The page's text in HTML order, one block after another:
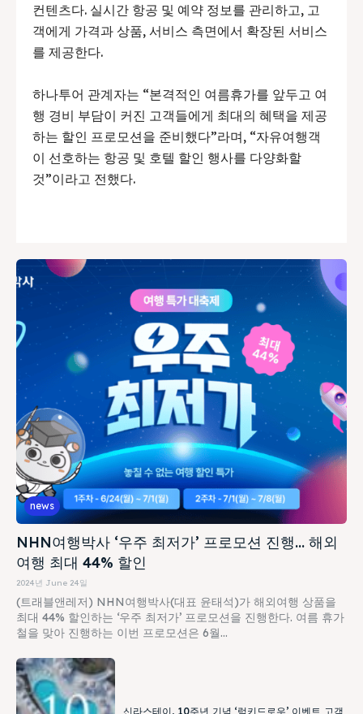
컨텐츠다. 실시간 항공 및 예약 정보를 관리하고, 고
객에게 가격과 상품, 서비스 측면에서 확장된 서비스
를 제공한다.
하나투어 관계자는 “본격적인 여름휴가를 앞두고 여
행 경비 부담이 커진 고객들에게 최대의 혜택을 제공
하는 할인 프로모션을 준비했다”라며, “자유여행객
이 선호하는 항공 및 호텔 할인 행사를 다양화할
것”이라고 전했다.
news
NHN여행박사 ‘우주 최저가’ 프로모션 진행… 해외
여행 최대 44% 할인
2024년 June 24일
(트래블앤레저) NHN여행박사(대표 윤태석)가 해외여행 상품을
최대 44% 할인하는 ‘우주 최저가’ 프로모션을 진행한다. 여름 휴가
철을 맞아 진행하는 이번 프로모션은 6월...
신라스테이, 10주년 기념 ‘럭키드로우’ 이벤트 고객